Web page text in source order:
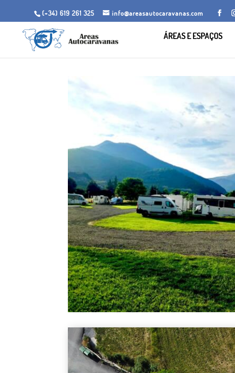
(+34) 619 261 325 info@areasautocaravanas.com
ÁREAS E ESPAÇOS